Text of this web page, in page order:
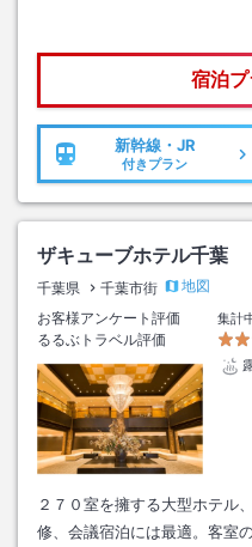
宿泊
新幹線・JR
付きプラン
ザキューブホテル千葉
千葉県 千葉市街
地図
お客様アンケート評価
集計
るるぶトラベル評価
２７０室を擁する大型ホテル
修、会議宿泊には最適。客室